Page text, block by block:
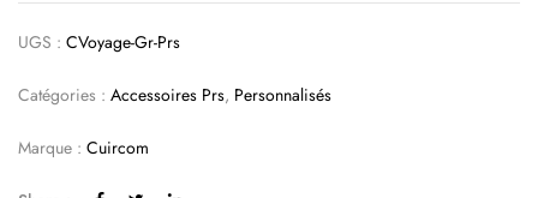
UGS : CVoyage-Gr-Prs
Catégories : Accessoires Prs, Personnalisés
Marque : Cuircom